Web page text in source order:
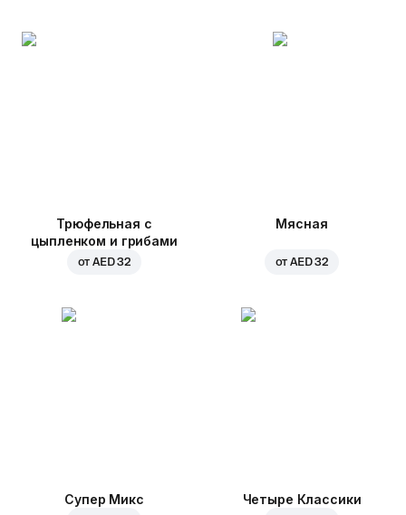
Трюфельная с
цыпленком и грибами
отAED 32
Мясная
отAED 32
Супер Микс Четыре Классики